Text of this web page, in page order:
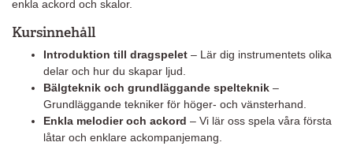
enkla ackord och skalor.
Kursinnehåll
Introduktion till dragspelet – Lär dig instrumentets olika
delar och hur du skapar ljud.
Bälgteknik och grundläggande spelteknik –
Grundläggande tekniker för höger- och vänsterhand.
Enkla melodier och ackord – Vi lär oss spela våra första
låtar och enklare ackompanjemang.